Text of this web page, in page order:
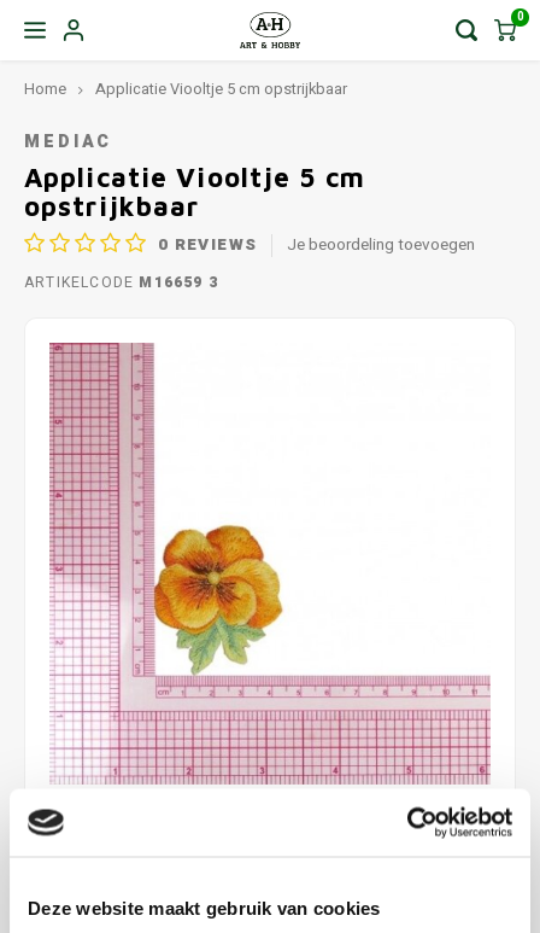
Deze website maakt gebruik van cookies
0
Home Applicatie Viooltje 5 cm opstrijkbaar
MEDIAC
Applicatie Viooltje 5 cm
opstrijkbaar
0 REVIEWS Je beoordeling toevoegen
ARTIKELCODE M16659 3
DIRECT LEVERBAAR